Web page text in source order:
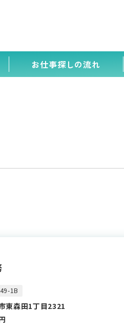
お仕事探しの流れ
1B
東森田1丁目2321